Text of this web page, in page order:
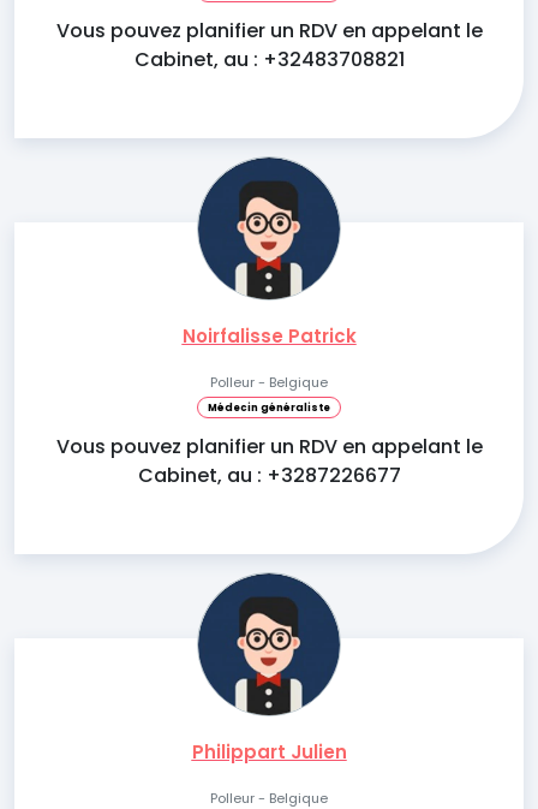
Vous pouvez planifier un RDV en appelant le
Cabinet, au : +32483708821
Noirfalisse Patrick
Polleur - Belgique
Médecin généraliste
Vous pouvez planifier un RDV en appelant le
Cabinet, au : +3287226677
Philippart Julien
Polleur - Belgique